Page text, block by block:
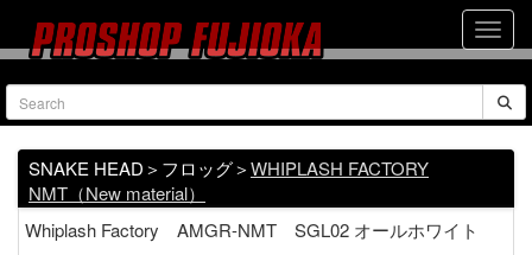
SNAKE HEAD＞フロッグ＞WHIPLASH FACTORY
NMT（New material）
Whiplash Factory AMGR-NMT SGL02 オールホワイト